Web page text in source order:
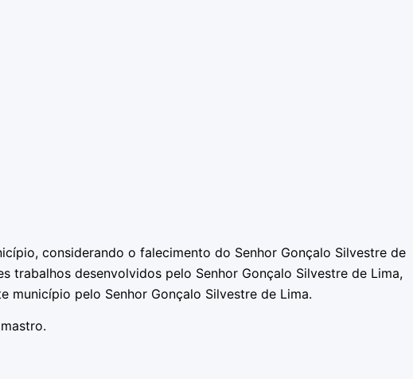
considerando o falecimento do Senhor Gonçalo Silvestre de
trabalhos desenvolvidos pelo Senhor Gonçalo Silvestre de Lima,
pelo Senhor Gonçalo Silvestre de Lima.